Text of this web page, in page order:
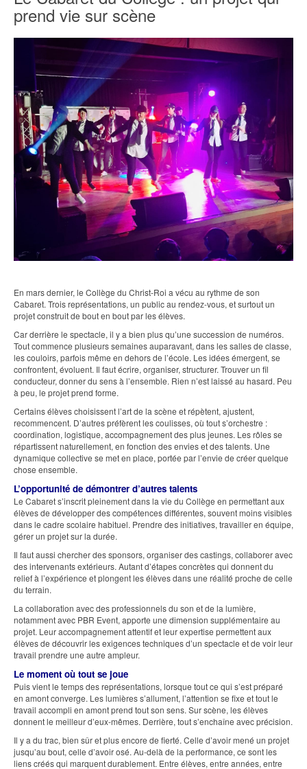
prend vie sur scène
En mars dernier, le Collège du Christ-Roi a vécu au rythme de son
Cabaret. Trois représentations, un public au rendez-vous, et surtout un
projet construit de bout en bout par les élèves.
Car derrière le spectacle, il y a bien plus qu’une succession de numéros.
Tout commence plusieurs semaines auparavant, dans les salles de classe,
les couloirs, parfois même en dehors de l’école. Les idées émergent, se
confrontent, évoluent. Il faut écrire, organiser, structurer. Trouver un fil
conducteur, donner du sens à l’ensemble. Rien n’est laissé au hasard. Peu
à peu, le projet prend forme.
Certains élèves choisissent l’art de la scène et répètent, ajustent,
recommencent. D’autres préfèrent les coulisses, où tout s’orchestre :
coordination, logistique, accompagnement des plus jeunes. Les rôles se
répartissent naturellement, en fonction des envies et des talents. Une
dynamique collective se met en place, portée par l’envie de créer quelque
chose ensemble.
L’opportunité de démontrer d’autres talents
Le Cabaret s’inscrit pleinement dans la vie du Collège en permettant aux
élèves de développer des compétences différentes, souvent moins visibles
dans le cadre scolaire habituel. Prendre des initiatives, travailler en équipe,
gérer un projet sur la durée.
Il faut aussi chercher des sponsors, organiser des castings, collaborer avec
des intervenants extérieurs. Autant d’étapes concrètes qui donnent du
relief à l’expérience et plongent les élèves dans une réalité proche de celle
du terrain.
La collaboration avec des professionnels du son et de la lumière,
notamment avec PBR Event, apporte une dimension supplémentaire au
projet. Leur accompagnement attentif et leur expertise permettent aux
élèves de découvrir les exigences techniques d’un spectacle et de voir leur
travail prendre une autre ampleur.
Le moment où tout se joue
Puis vient le temps des représentations, lorsque tout ce qui s’est préparé
en amont converge. Les lumières s’allument, l’attention se fixe et tout le
travail accompli en amont prend tout son sens. Sur scène, les élèves
donnent le meilleur d’eux-mêmes. Derrière, tout s’enchaîne avec précision.
Il y a du trac, bien sûr et plus encore de fierté. Celle d’avoir mené un projet
jusqu’au bout, celle d’avoir osé. Au-delà de la performance, ce sont les
liens créés qui marquent durablement. Entre élèves, entre années, entre